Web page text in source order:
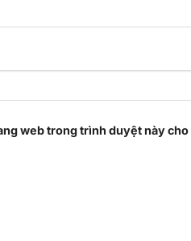
web trong trình duyệt này